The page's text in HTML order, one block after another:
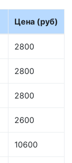
Цена (руб)
2800
2800
2800
2600
10600